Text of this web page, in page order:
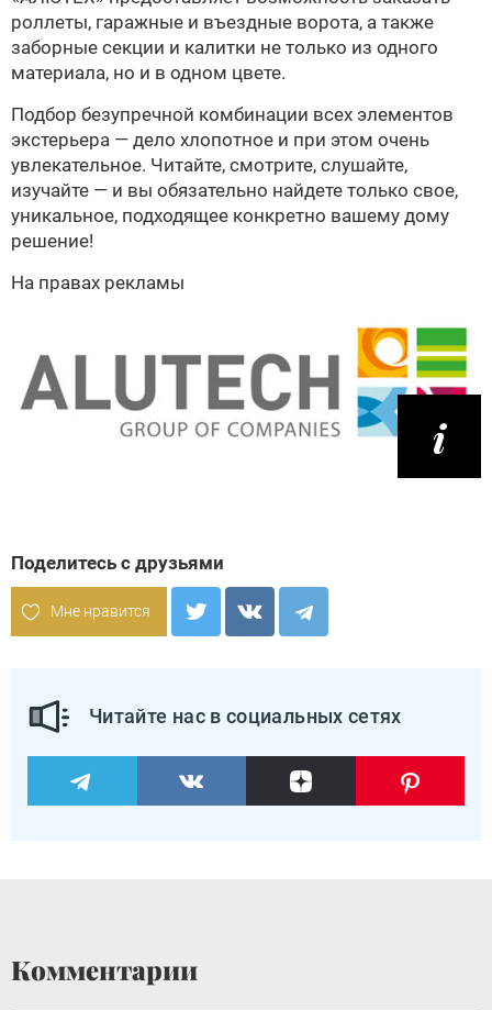
роллеты, гаражные и въездные ворота, а также
заборные секции и калитки не только из одного
материала, но и в одном цвете.
Подбор безупречной комбинации всех элементов
экстерьера — дело хлопотное и при этом очень
увлекательное. Читайте, смотрите, слушайте,
изучайте — и вы обязательно найдете только свое,
уникальное, подходящее конкретно вашему дому
решение!
На правах рекламы
Поделитесь с друзьями
Мне нравится
Читайте нас в социальных сетях
Комментарии